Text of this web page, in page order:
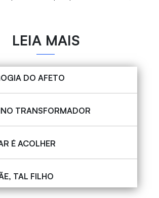
LEIA MAIS
DO AFETO
TRANSFORMADOR
É ACOLHER
TAL FILHO